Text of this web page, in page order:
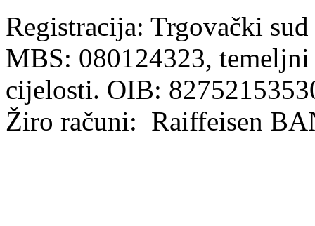
Registracija: Trgovački
MBS: 080124323,
cijelosti. OIB:
Žiro računi: Raiffeisen